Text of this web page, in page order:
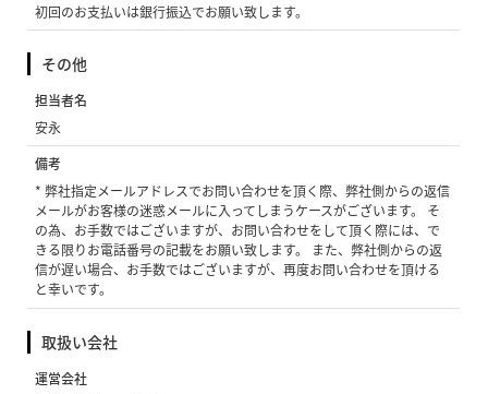
初回のお支払いは銀行振込でお願い致します。
その他
担当者名
安永
備考
* 弊社指定メールアドレスでお問い合わせを頂く際、弊社側からの返信
メールがお客様の迷惑メールに入ってしまうケースがございます。 そ
の為、お手数ではございますが、お問い合わせをして頂く際には、で
きる限りお電話番号の記載をお願い致します。 また、弊社側からの返
信が遅い場合、お手数ではございますが、再度お問い合わせを頂ける
と幸いです。
取扱い会社
運営会社